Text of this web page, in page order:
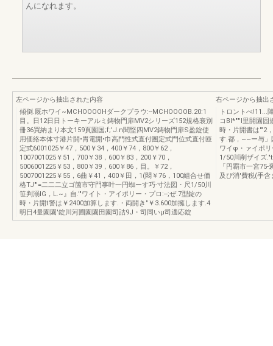
んになれます。
左ページから抽出された内容
傾倒.厩ホワイ~MCHOOOOHダークプラウ:--MCHOOOOB.20:1
目。日12日日トーキーアルミ鋳物門扉MV2シリーズ152規格衰別
冊36買納まり本文159頁園国;f;'J.n聞堅四MV2鋳物門扉S盈錠使
用価絡本体寸港片開•胃電開•巾高門性式直付圏定式門位式直付匝
定式6001025￥47，500￥34，400￥74，800￥62，
1007001025￥51，700￥38，600￥83，200￥70，
5006001225￥53，800￥39，600￥86，目。￥72，
5007001225￥55，6曲￥41，400￥田，1(悶￥76，100組合せ価
格TJ"'=二二二立ゴ箇市守門事叶一円蜘ーす巧-寸法図・尺1/50川
笹判溺IG，L.~』自.'"ワイト・アイポリー・プロ:--;ぜ.7型錠の
時・片開t警は￥2400加算します.・両開き"￥3.600加擁します.4
明日4量園園'錠川河圃園園田園司詰9J・司同いμ司適応錠
右ページから抽出
トロントべ!11...
コBI*""'I里開園固
時・片開書は'"2
す.都，~~ー与」
ワイφ・ァイポリ
1/50川削ザイズ
「円覇市一宮
及ぴ消'費税(手含